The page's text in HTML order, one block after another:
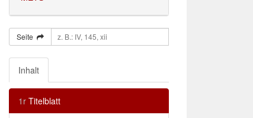
Seite
Inhalt
1r Titelblatt